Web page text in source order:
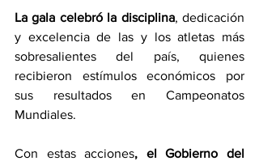
La gala celebró la disciplina, dedicación
y excelencia de las y los atletas más
sobresalientes del país, quienes
recibieron estímulos económicos por
sus resultados en Campeonatos
Mundiales.
Con estas acciones, el Gobierno del